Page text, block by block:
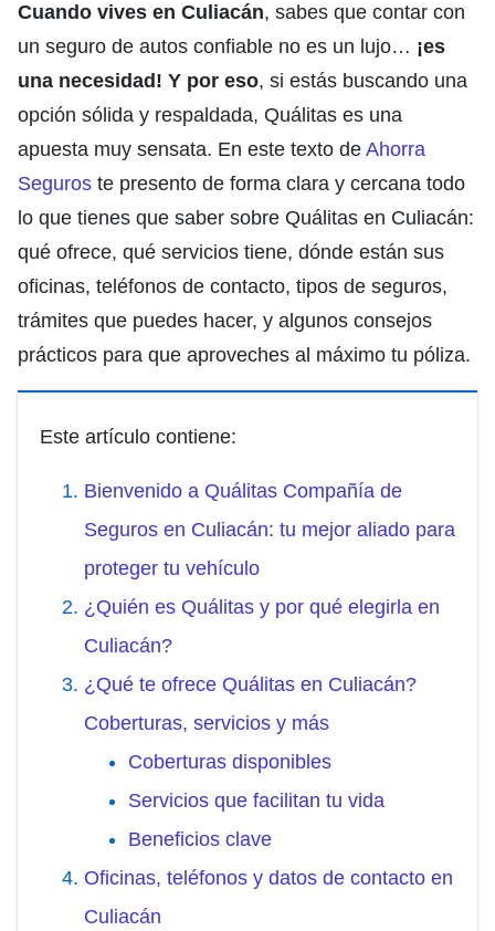
Cuando vives en Culiacán, sabes que contar con
un seguro de autos confiable no es un lujo… ¡es
una necesidad! Y por eso, si estás buscando una
opción sólida y respaldada, Quálitas es una
apuesta muy sensata. En este texto de Ahorra
Seguros te presento de forma clara y cercana todo
lo que tienes que saber sobre Quálitas en Culiacán:
qué ofrece, qué servicios tiene, dónde están sus
oficinas, teléfonos de contacto, tipos de seguros,
trámites que puedes hacer, y algunos consejos
prácticos para que aproveches al máximo tu póliza.
Este artículo contiene:
Bienvenido a Quálitas Compañía de
Seguros en Culiacán: tu mejor aliado para
proteger tu vehículo
¿Quién es Quálitas y por qué elegirla en
Culiacán?
¿Qué te ofrece Quálitas en Culiacán?
Coberturas, servicios y más
Coberturas disponibles
Servicios que facilitan tu vida
Beneficios clave
Oficinas, teléfonos y datos de contacto en
Culiacán